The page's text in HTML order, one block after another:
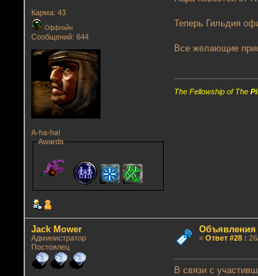
Карма: 43
Оффлайн
Сообщений: 644
A-ha-ha!
Awards
Теперь Гильдия
Все желающие
The Fellowship of The
Jack Mower
Администратор
Постоялец
Объявления
« Ответ #28:
В связи с